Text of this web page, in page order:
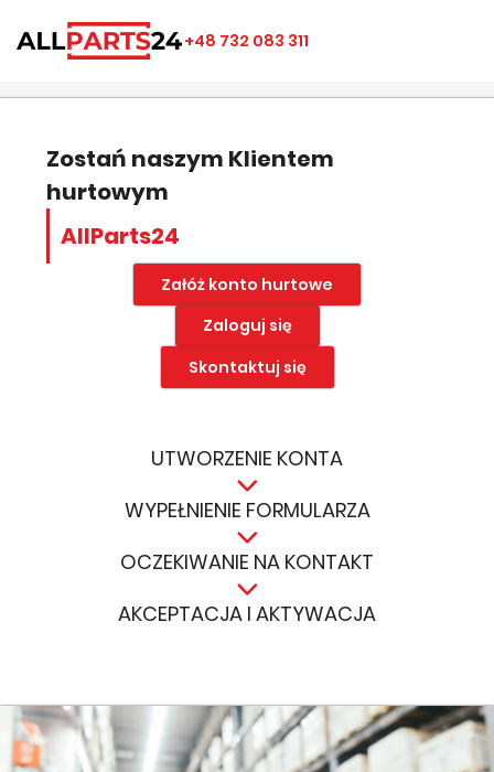
+48 732 083 311
Zostań naszym Klientem
hurtowym
AllParts24
Załóż konto hurtowe
Zaloguj się
Skontaktuj się
UTWORZENIE KONTA
WYPEŁNIENIE FORMULARZA
OCZEKIWANIE NA KONTAKT
AKCEPTACJA I AKTYWACJA
((modalTitle))
((cancelText))
Utwórz listę ulubionych
Anuluj Zapisz
Zaloguj się
liście życzeń.
Anuluj Zaloguj się